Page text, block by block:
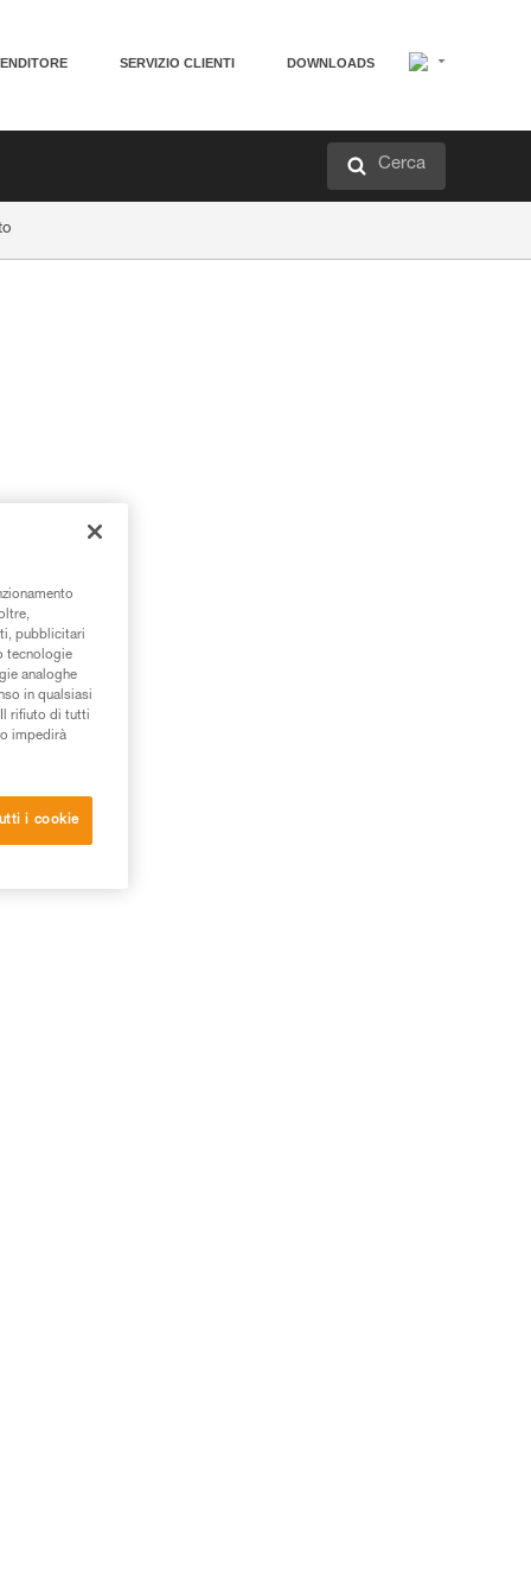
SERVIZIO CLIENTI DOWNLOADS
Cerca
pubblicitari
tecnologie
analoghe
in qualsiasi
rifiuto di tutti
impedirà
i cookie